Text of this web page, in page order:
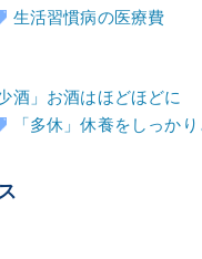
生活習慣病の医療費
少酒」お酒はほどほどに
「多休」休養をしっか